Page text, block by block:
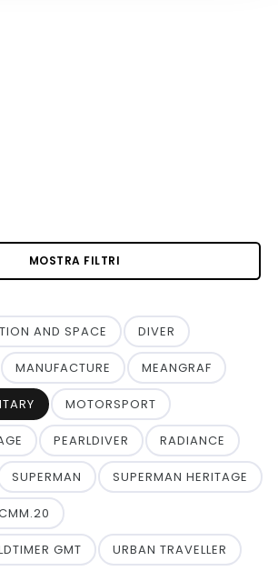
MOSTRA FILTRI
AND SPACE DIVER
MANUFACTURE MEANGRAF
MOTORSPORT
PEARLDIVER RADIANCE
SUPERMAN SUPERMAN HERITAGE
GMT URBAN TRAVELLER